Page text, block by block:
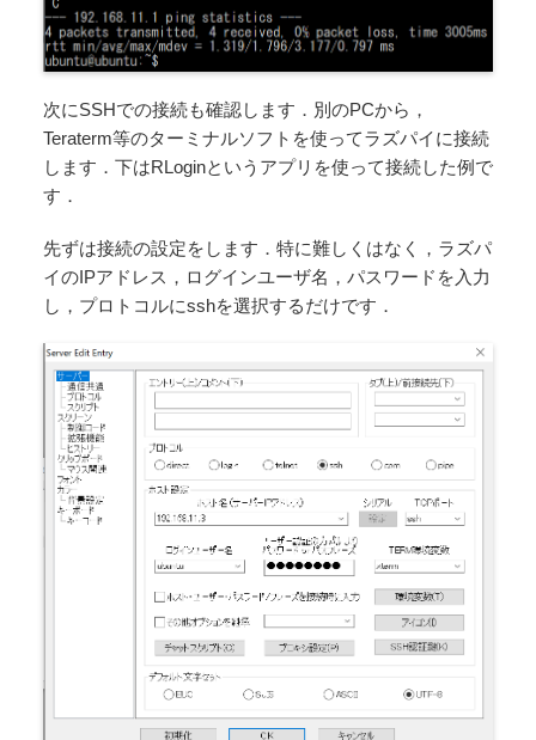
次にSSHでの接続も確認します．別のPCから，
Teraterm等のターミナルソフトを使ってラズパイに接続
します．下はRLoginというアプリを使って接続した例で
す．
先ずは接続の設定をします．特に難しくはなく，ラズパ
イのIPアドレス，ログインユーザ名，パスワードを入力
し，プロトコルにsshを選択するだけです．